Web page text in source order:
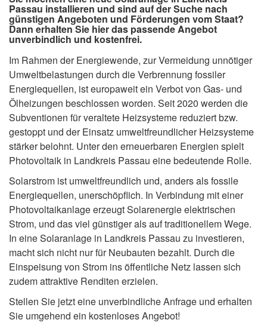
Passau installieren und sind auf der Suche nach
günstigen Angeboten und Förderungen vom Staat?
Dann erhalten Sie hier das passende Angebot
unverbindlich und kostenfrei.
Im Rahmen der Energiewende, zur Vermeidung unnötiger
Umweltbelastungen durch die Verbrennung fossiler
Energiequellen, ist europaweit ein Verbot von Gas- und
Ölheizungen beschlossen worden. Seit 2020 werden die
Subventionen für veraltete Heizsysteme reduziert bzw.
gestoppt und der Einsatz umweltfreundlicher Heizsysteme
stärker belohnt. Unter den erneuerbaren Energien spielt
Photovoltaik in Landkreis Passau eine bedeutende Rolle.
Solarstrom ist umweltfreundlich und, anders als fossile
Energiequellen, unerschöpflich. In Verbindung mit einer
Photovoltaikanlage erzeugt Solarenergie elektrischen
Strom, und das viel günstiger als auf traditionellem Wege.
In eine Solaranlage in Landkreis Passau zu investieren,
macht sich nicht nur für Neubauten bezahlt. Durch die
Einspeisung von Strom ins öffentliche Netz lassen sich
zudem attraktive Renditen erzielen.
Stellen Sie jetzt eine unverbindliche Anfrage und erhalten
Sie umgehend ein kostenloses Angebot!